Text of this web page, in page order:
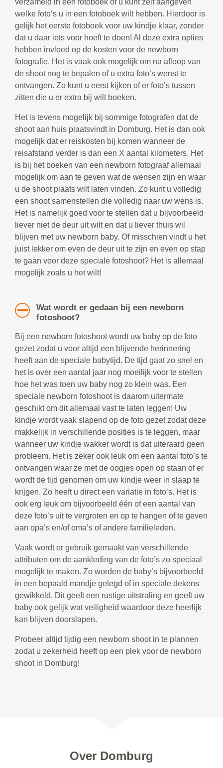
verzameld in een fotoboek of u kunt zelf aangeven
welke foto’s u in een fotoboek wilt hebben. Hierdoor is
gelijk het eerste fotoboek voor uw kindje klaar, zonder
dat u daar iets voor hoeft te doen! Al deze extra opties
hebben invloed op de kosten voor de newborn
fotografie. Het is vaak ook mogelijk om na afloop van
de shoot nog te bepalen of u extra foto’s wenst te
ontvangen. Zo kunt u eerst kijken of er foto’s tussen
zitten die u er extra bij wilt boeken.
Het is tevens mogelijk bij sommige fotografen dat de
shoot aan huis plaatsvindt in Domburg. Het is dan ook
mogelijk dat er reiskosten bij komen wanneer de
reisafstand verder is dan een X aantal kilometers. Het
is bij het boeken van een newborn fotograaf allemaal
mogelijk om aan te geven wat de wensen zijn en waar
u de shoot plaats wilt laten vinden. Zo kunt u volledig
een shoot samenstellen die volledig naar uw wens is.
Het is namelijk goed voor te stellen dat u bijvoorbeeld
liever niet de deur uit wilt en dat u liever thuis wil
blijven met uw newborn baby. Of misschien vindt u het
juist lekker om even de deur uit te zijn en even op stap
te gaan voor deze speciale fotoshoot? Het is allemaal
mogelijk zoals u het wilt!
Wat wordt er gedaan bij een newborn
fotoshoot?
Bij een newborn fotoshoot wordt uw baby op de foto
gezet zodat u voor altijd een blijvende herinnering
heeft aan de speciale babytijd. De tijd gaat zo snel en
het is over een aantal jaar nog moeilijk voor te stellen
hoe het was toen uw baby nog zo klein was. Een
speciale newborn fotoshoot is daarom uitermate
geschikt om dit allemaal vast te laten leggen! Uw
kindje wordt vaak slapend op de foto gezet zodat deze
makkelijk in verschillende posities is te leggen, maar
wanneer uw kindje wakker wordt is dat uiteraard geen
probleem. Het is zeker ook leuk om een aantal foto’s te
ontvangen waar ze met de oogjes open op staan of er
wordt de tijd genomen om uw kindje weer in slaap te
krijgen. Zo heeft u direct een variatie in foto’s. Het is
ook erg leuk om bijvoorbeeld één of een aantal van
deze foto’s uit te vergroten en op te hangen of te geven
aan opa’s en/of oma’s of andere familieleden.
Vaak wordt er gebruik gemaakt van verschillende
attributen om de aankleding van de foto’s zo speciaal
mogelijk te maken. Zo worden de baby’s bijvoorbeeld
in een bepaald mandje gelegd of in speciale dekens
gewikkeld. Dit geeft een rustige uitstraling en geeft uw
baby ook gelijk wat veiligheid waardoor deze heerlijk
kan blijven doorslapen.
Probeer altijd tijdig een newborn shoot in te plannen
zodat u zekerheid heeft op een plek voor de newborn
shoot in Domburg!
Over Domburg